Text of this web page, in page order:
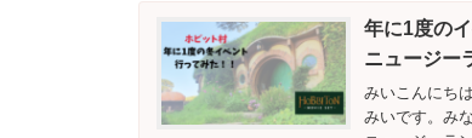
年に1度の
ニュージー
みいこんにち
みいです。み